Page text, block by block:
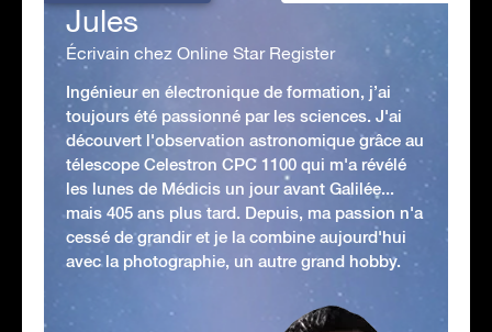
Jules
Écrivain chez Online Star Register
Ingénieur en électronique de formation, j’ai
toujours été passionné par les sciences. J'ai
découvert l'observation astronomique grâce au
télescope Celestron CPC 1100 qui m'a révélé
les lunes de Médicis un jour avant Galilée...
mais 405 ans plus tard. Depuis, ma passion n'a
cessé de grandir et je la combine aujourd'hui
avec la photographie, un autre grand hobby.